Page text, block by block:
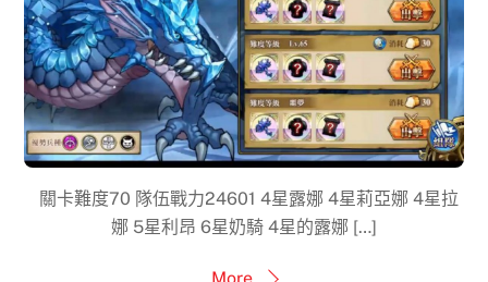
關卡難度70 隊伍戰力24601 4星露娜 4星莉亞娜 4星拉
娜 5星利昂 6星奶騎 4星的露娜 […]
More